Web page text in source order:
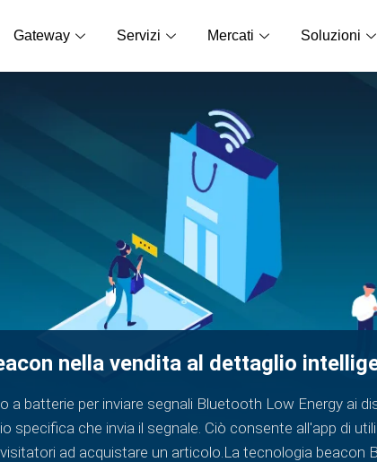
Gateway Servizi Mercati Soluzioni
nella vendita al dettaglio
batterie per inviare segnali Bluetooth Low Energy ai
specifica che invia il segnale. Ciò consente all'app di
ad acquistare un articolo.La tecnologia